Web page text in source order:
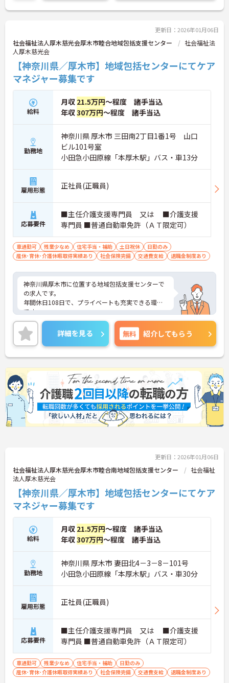
更新日：2026年01月06日
社会福祉法人厚木慈光会厚木市睦合地域包括支援センター
社会福祉法
人厚木慈光会
【神奈川県／厚木市】地域包括センターにてケア
マネジャー募集です
給料
月収 21.5万円～程度 諸手当込
年収307万円～程度 諸手当込
勤務地
神奈川県 厚木市 三田南2丁目1番1号 山口
ビル101号室
小田急小田原線「本厚木駅」バス・車13分
雇用形態 正社員(正職員)
応募要件
■主任介護支援専門員 又は ■介護支援
専門員 ■普通自動車免許（ＡＴ限定可）
車通勤可 残業少なめ 住宅手当・補助 土日祝休
日勤のみ
産休･育休･介護休暇取得実績あり
社会保険完備 交通費支給 退職金制度あり
神奈川県厚木市に位置する地域包括支援センターで
の求人です。
年間休日108日で、プライベートも充実できる環境
です。
ご興味ある方には、面接のポイントなど、さらに詳
細をお話致しますのでお気軽にご相談ください。
詳細を見る 無料 紹介してもらう
更新日：2026年01月06日
社会福祉法人厚木慈光会厚木市睦合南地域包括支援センター
社会福祉
法人厚木慈光会
【神奈川県／厚木市】地域包括センターにてケア
マネジャー募集です
給料
月収 21.5万円～程度 諸手当込
年収307万円～程度 諸手当込
勤務地
神奈川県 厚木市 妻田北4－3－8－101号
小田急小田原線「本厚木駅」バス・車30分
雇用形態 正社員(正職員)
応募要件
■主任介護支援専門員 又は ■介護支援
専門員 ■普通自動車免許（ＡＴ限定可）
車通勤可 残業少なめ 住宅手当・補助
日勤のみ
産休･育休･介護休暇取得実績あり
社会保険完備 交通費支給 退職金制度あり